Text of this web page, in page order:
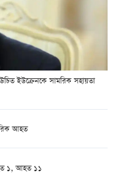
ইউক্রেনকে সামরিক সহায়তা
আহত
১, আহত ১১